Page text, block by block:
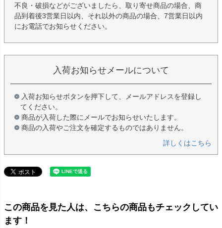
不良・破損などがございましたら、取り寄せ商品の場合、商
品到着後3営業日以内、それ以外の商品の場合、7営業日以内
にお電話でお知らせください。
入荷お知らせメールについて
入荷お知らせボタンを押下して、メールアドレスを登録し
てください。
商品が入荷した際にメールでお知らせいたします。
商品の入荷やご注文を確定するものではありません。
詳しくはこちら
この商品を見た人は、こちらの商品もチェックしてい
ます！